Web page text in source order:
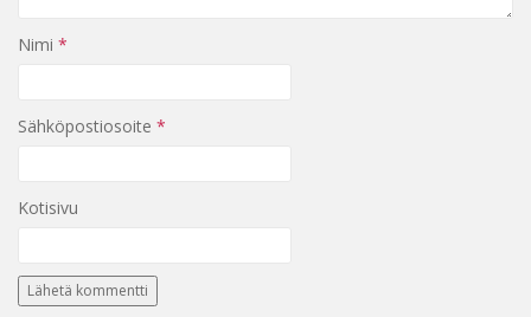
Nimi *
Sähköpostiosoite *
Kotisivu